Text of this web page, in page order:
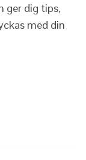
ger dig tips,
med din